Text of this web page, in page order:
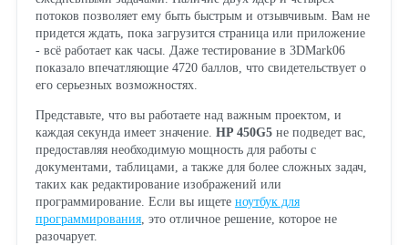
потоков позволяет ему быть быстрым и отзывчивым. Вам не
придется ждать, пока загрузится страница или приложение
- всё работает как часы. Даже тестирование в 3DMark06
показало впечатляющие 4720 баллов, что свидетельствует о
его серьезных возможностях.
Представьте, что вы работаете над важным проектом, и
каждая секунда имеет значение. HP 450G5не подведет вас,
предоставляя необходимую мощность для работы с
документами, таблицами, а также для более сложных задач,
таких как редактирование изображений или
программирование. Если вы ищете ноутбук для
программирования, это отличное решение, которое не
разочарует.